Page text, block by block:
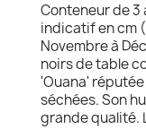
Conteneur de 3
indicatif en cm
Novembre à
noirs de table
'Ouana'
séchées. Son
grande qualité.